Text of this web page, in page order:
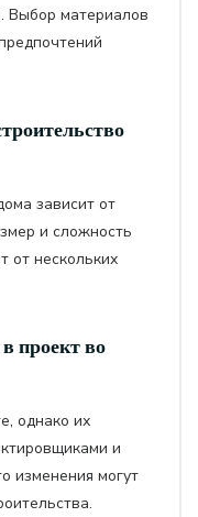
Выбор материалов
зависит от
и сложность
от нескольких
проект во
однако их
и
изменения могут